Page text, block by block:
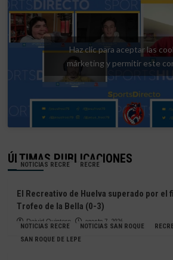
Haz clic para aceptar las
márketing y permitir este
ÚLTIMAS PUBLICACIONES
NOTICIAS RECRE RECRE
El Recreativo de Huelva superado por el
Trofeo de la Bella (0-3)
Deivid Quintero agosto 7, 2026
NOTICIAS RECRE NOTICIAS SAN ROQUE
RECRE
SAN ROQUE DE LEPE